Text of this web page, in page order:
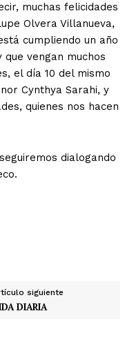
muchas felicidades
Olvera Villanueva,
cumpliendo un año
que vengan muchos
el día 10 del mismo
Cynthya Sarahi, y
quienes nos hacen
dialogando
siguiente
DIARIA